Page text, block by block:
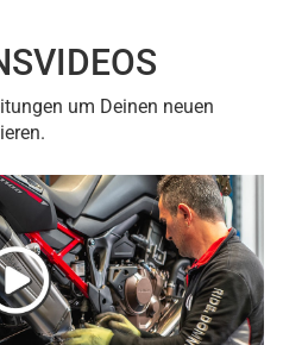
um Deinen neuen